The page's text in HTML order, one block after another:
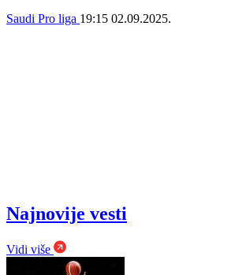
Saudi Pro liga 19:15 02.09.2025.
Najnovije vesti
Vidi više